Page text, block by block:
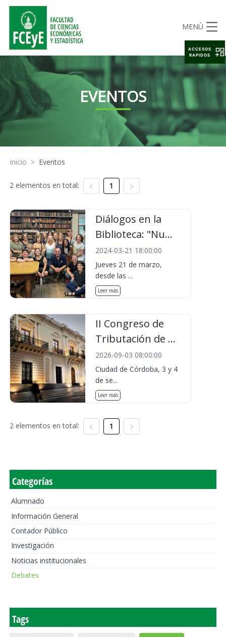
MENÚ
EVENTOS
Inicio > Eventos
2 elementos en total: 1
Diálogos en la
Biblioteca: "Nu...
2024-03-21 18:00:00
Jueves 21 de marzo,
desde las ...
Leer más
II Congreso de
Tributación de ...
2026-09-03 08:00:00
Ciudad de Córdoba, 3 y 4
de se...
Leer más
2 elementos en total: 1
Categorías
Alumnado
Información General
Contador Público
Investigación
Noticias institucionales
Debates
Tags
ACCESOS
RAPIDOS